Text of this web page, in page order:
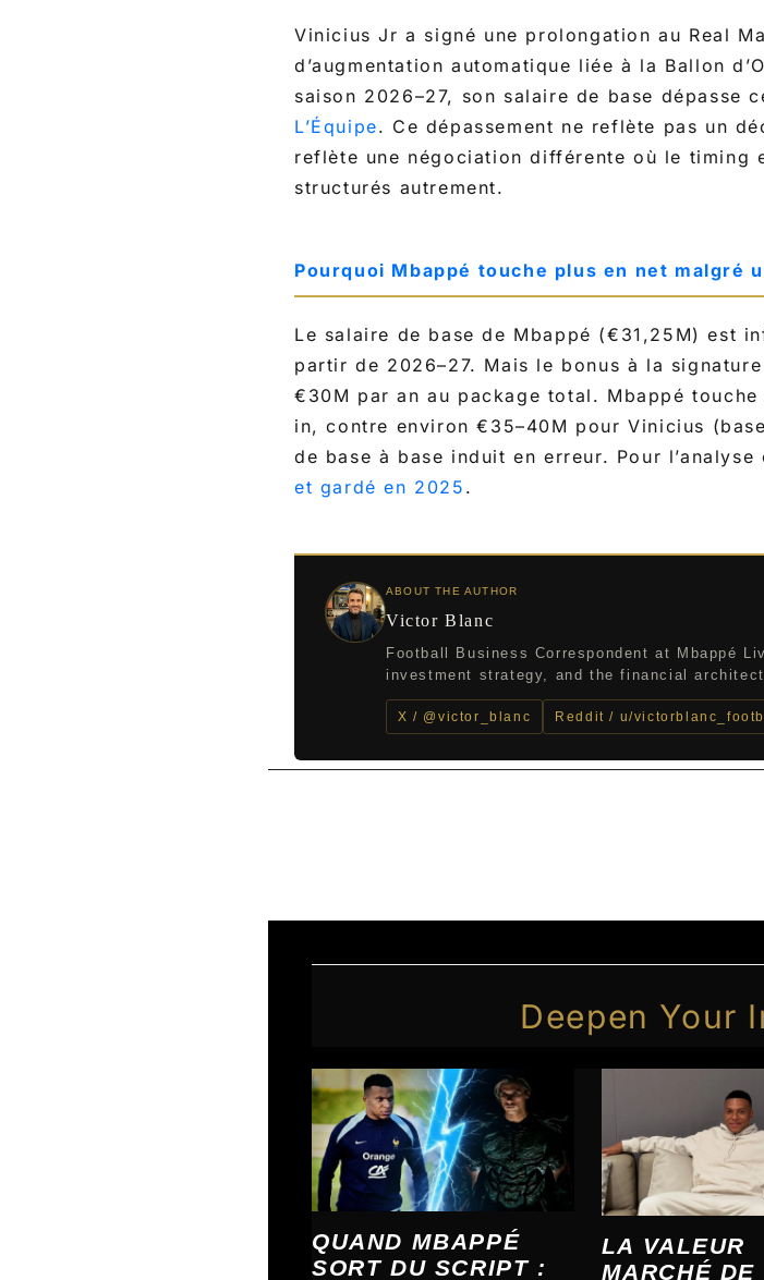
Vinicius Jr a signé une prolongation au Real
d’augmentation automatique liée à la Ballon
saison 2026–27, son salaire de base dépasse
L’Équipe. Ce dépassement ne reflète pas un
reflète une négociation différente où le timing
structurés autrement.
Pourquoi Mbappé touche plus en net malgré
Le salaire de base de Mbappé (€31,25M) est
partir de 2026–27. Mais le bonus à la
€30M par an au package total. Mbappé
in, contre environ €35–40M pour Vinicius
de base à base induit en erreur. Pour
et gardé en 2025 .
ABOUT THE AUTHOR
Victor Blanc
Football Business Correspondent at Mbappé
investment strategy, and the financial
X / @victor_blanc Reddit / u/
Deepen Your
QUAND MBAPPÉ
SORT DU SCRIPT :
LA VALEUR
MARCHÉ DE